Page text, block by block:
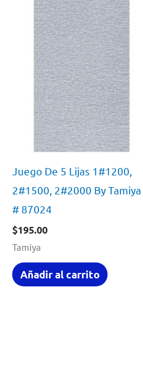
Juego De 5 Lijas 1#1200,
2#1500, 2#2000 By Tamiya
# 87024
$195.00
Tamiya
Añadir al carrito